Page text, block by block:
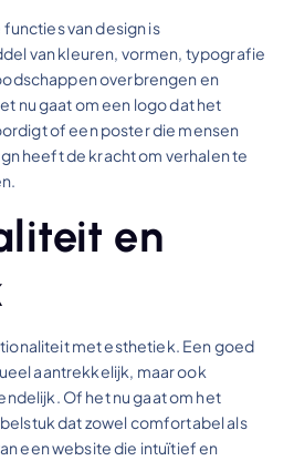
van design is
van kleuren, vormen, typografie
overbrengen en
nu gaat om een logo dat het
of een poster die mensen
heeft de kracht om verhalen te
en
met esthetiek. Een goed
aantrekkelijk, maar ook
Of het nu gaat om het
dat zowel comfortabel als
een website die intuïtief en